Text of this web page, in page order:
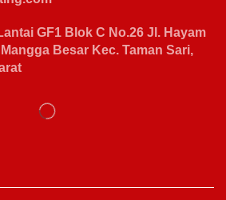
GF1 Blok C No.26 Jl. Hayam
Besar Kec. Taman Sari,